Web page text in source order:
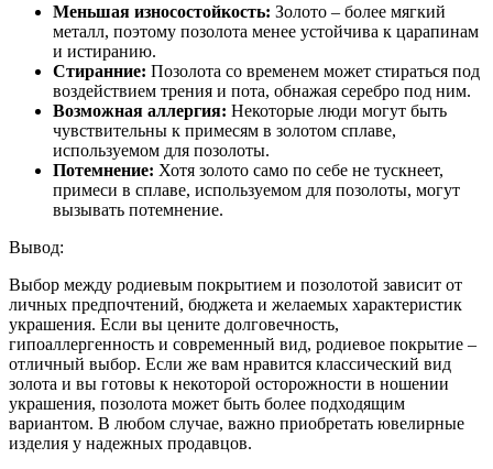
Меньшая износостойкость: Золото – более мягкий
металл, поэтому позолота менее устойчива к царапинам
и истиранию.
Стиранние: Позолота со временем может стираться под
воздействием трения и пота, обнажая серебро под ним.
Возможная аллергия: Некоторые люди могут быть
чувствительны к примесям в золотом сплаве,
используемом для позолоты.
Потемнение: Хотя золото само по себе не тускнеет,
примеси в сплаве, используемом для позолоты, могут
вызывать потемнение.
Вывод:
Выбор между родиевым покрытием и позолотой зависит от
личных предпочтений, бюджета и желаемых характеристик
украшения. Если вы цените долговечность,
гипоаллергенность и современный вид, родиевое покрытие –
отличный выбор. Если же вам нравится классический вид
золота и вы готовы к некоторой осторожности в ношении
украшения, позолота может быть более подходящим
вариантом. В любом случае, важно приобретать ювелирные
изделия у надежных продавцов.